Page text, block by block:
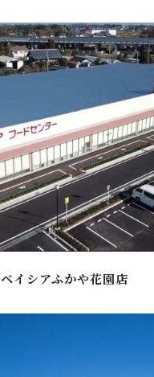
ベイシアふかや花園店